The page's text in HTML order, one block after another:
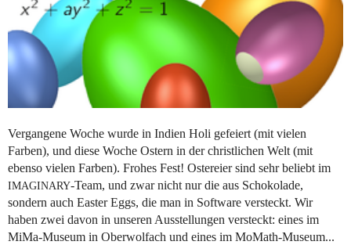
Vergangene Woche wurde in Indien Holi gefeiert (mit vielen
Farben), und diese Woche Ostern in der christlichen Welt (mit
ebenso vielen Farben). Frohes Fest! Ostereier sind sehr beliebt im
IMAGINARY-Team, und zwar nicht nur die aus Schokolade,
sondern auch Easter Eggs, die man in Software versteckt. Wir
haben zwei davon in unseren Ausstellungen versteckt: eines im
MiMa-Museum in Oberwolfach und eines im MoMath-Museum...